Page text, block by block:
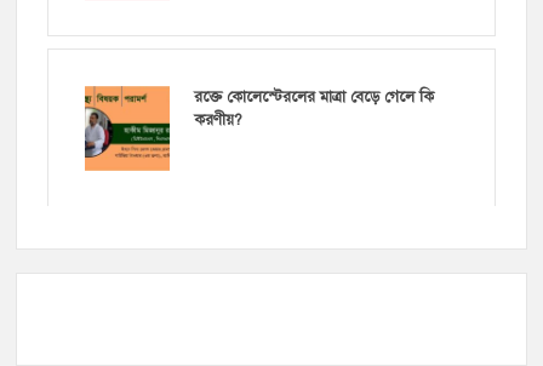
রক্তে কোলেস্টেরলের মাত্রা বেড়ে গেলে কি
করণীয়?